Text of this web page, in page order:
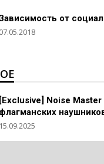
от
07.05.2018
[Exclusive] Noise
флагманских
15.09.2025